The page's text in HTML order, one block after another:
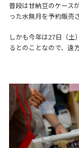
普段は甘納豆のケース
った水無月を予約販売
しかも今年は27日（
るとのことなので、遠